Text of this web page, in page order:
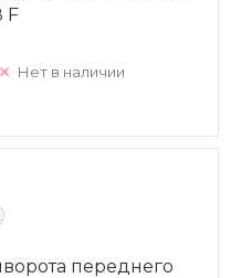
F
Нет в наличии
переднего